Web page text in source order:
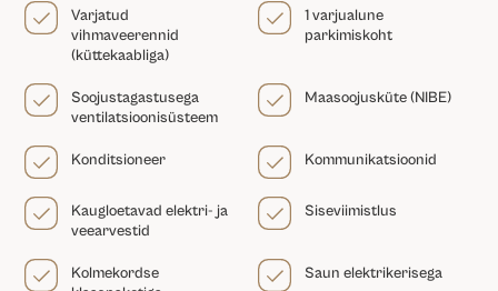
Varjatud
vihmaveerennid
(küttekaabliga)
1 varjualune
parkimiskoht
Soojustagastusega
ventilatsioonisüsteem
Maasoojusküte (NIBE)
Konditsioneer Kommunikatsioonid
Kaugloetavad elektri- ja
veearvestid
Siseviimistlus
Kolmekordse
Saun elektrikerisega